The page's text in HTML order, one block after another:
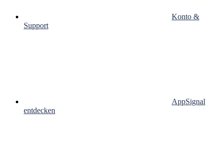
Konto &
Support
AppSignal
entdecken